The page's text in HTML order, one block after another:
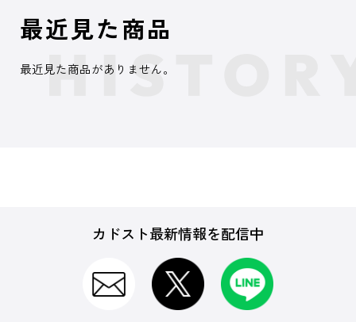
最近見た商品
最近見た商品がありません。
カドスト最新情報を配信中